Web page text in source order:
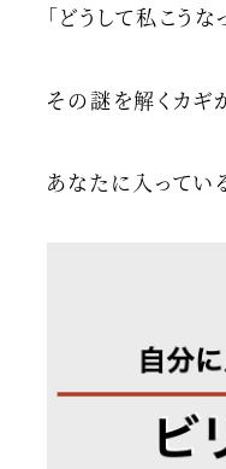
「どうして私こう
その謎を解くカギ
あなたに入ってい